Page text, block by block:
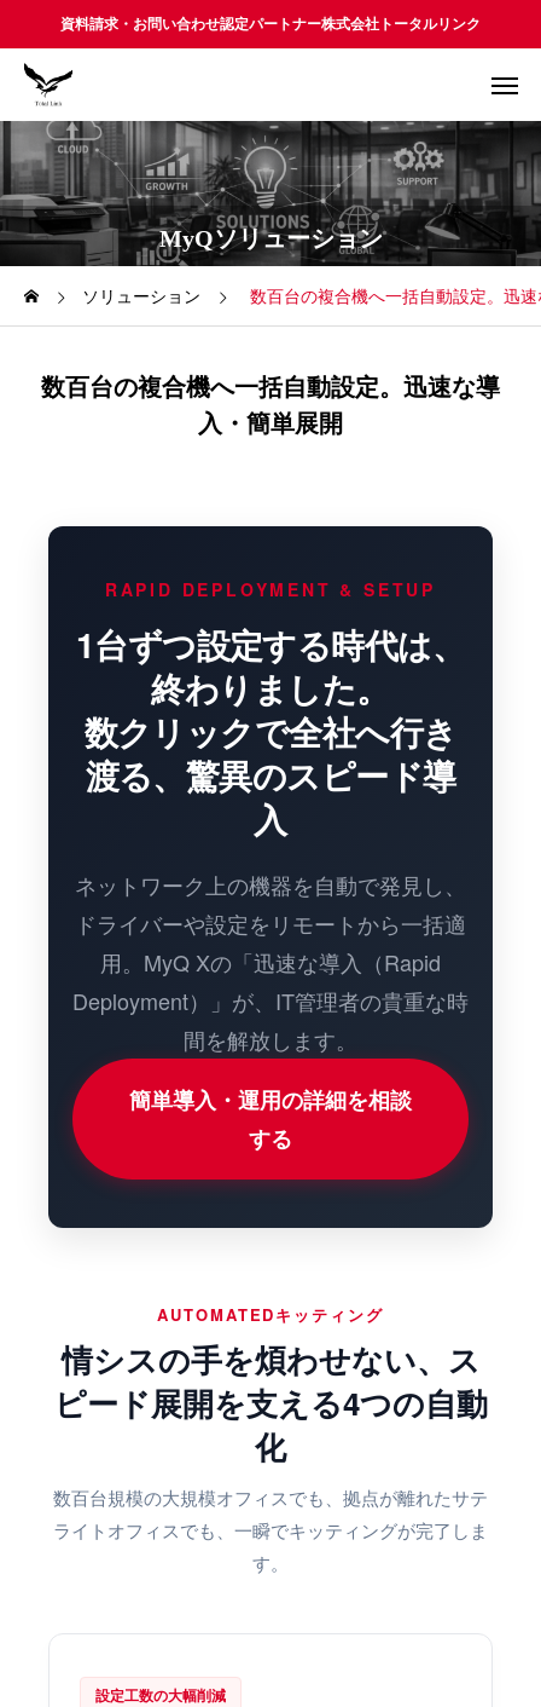
資料請求・お問い合わせ認定パートナー株式会社トータルリンク
MyQソリューション
ソリューション 数百台の複合機へ一括自動設定。迅
数百台の複合機へ一括自動設定。迅速な導
入・簡単展開
RAPID DEPLOYMENT & SETUP
1台ずつ設定する時代は、
終わりました。
数クリックで全社へ行き
渡る、驚異のスピード導
入
ネットワーク上の機器を自動で発見し、
ドライバーや設定をリモートから一括適
用。MyQ Xの「迅速な導入（Rapid
Deployment）」が、IT管理者の貴重な時
間を解放します。
簡単導入・運用の詳細を相談
する
AUTOMATEDキッティング
情シスの手を煩わせない、ス
ピード展開を支える4つの自動
化
数百台規模の大規模オフィスでも、拠点が離れたサテ
ライトオフィスでも、一瞬でキッティングが完了しま
す。
設定工数の大幅削減